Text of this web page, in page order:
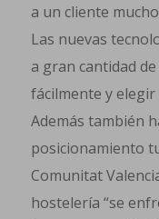
a un cliente
Las nuevas
a gran cantidad
fácilmente y
Además también
posicionamiento
Comunitat
hostelería “se